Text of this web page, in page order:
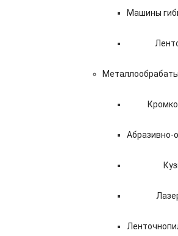
Машины
Абразивно-